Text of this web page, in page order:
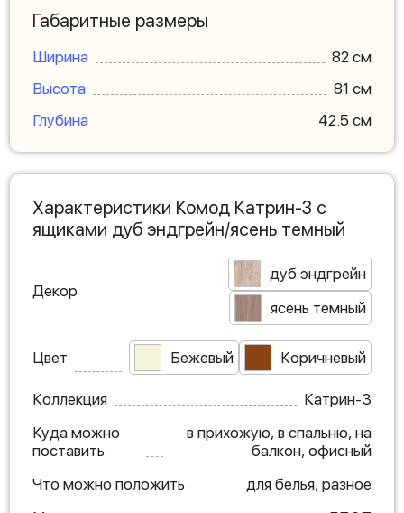
Габаритные размеры
Ширина
82 см
Высота
81 см
Глубина
42.5 см
Характеристики Комод Катрин-3 с
ящиками дуб эндгрейн/ясень темный
Декор
дуб эндгрейн
ясень темный
Цвет Бежевый Коричневый
Коллекция
Катрин-3
Куда можно
поставить
в прихожую, в спальню, на
балкон, офисный
Что можно положить
для белья, разное